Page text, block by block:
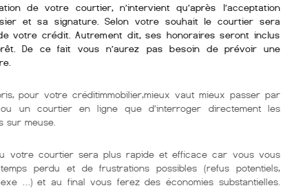
de votre courtier, n’intervient qu’après l’acceptation
et sa signature. Selon votre souhait le courtier sera
votre crédit. Autrement dit, ses honoraires seront inclus
De ce fait vous n’aurez pas besoin de prévoir une
pour votre créditimmobilier,mieux vaut mieux passer par
un courtier en ligne que d’interroger directement les
sur meuse.
votre courtier sera plus rapide et efficace car vous vous
perdu et de frustrations possibles (refus potentiels,
…) et au final vous ferez des économies substantielles.